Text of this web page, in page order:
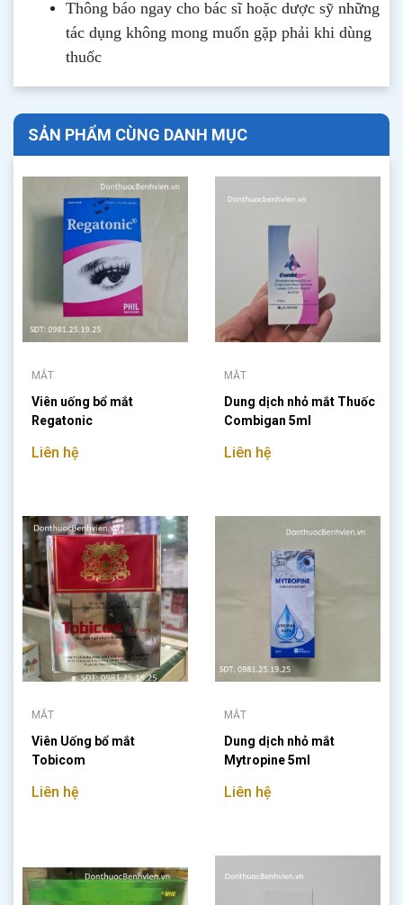
Thông báo ngay cho bác sĩ hoặc dược sỹ những
tác dụng không mong muốn gặp phải khi dùng
thuốc
SẢN PHẨM CÙNG DANH MỤC
MẮT
Viên uống bổ mắt
Regatonic
Liên hệ
MẮT
Dung dịch nhỏ mắt Thuốc
Combigan 5ml
Liên hệ
MẮT
Viên Uống bổ mắt
Tobicom
Liên hệ
MẮT
Dung dịch nhỏ mắt
Mytropine 5ml
Liên hệ